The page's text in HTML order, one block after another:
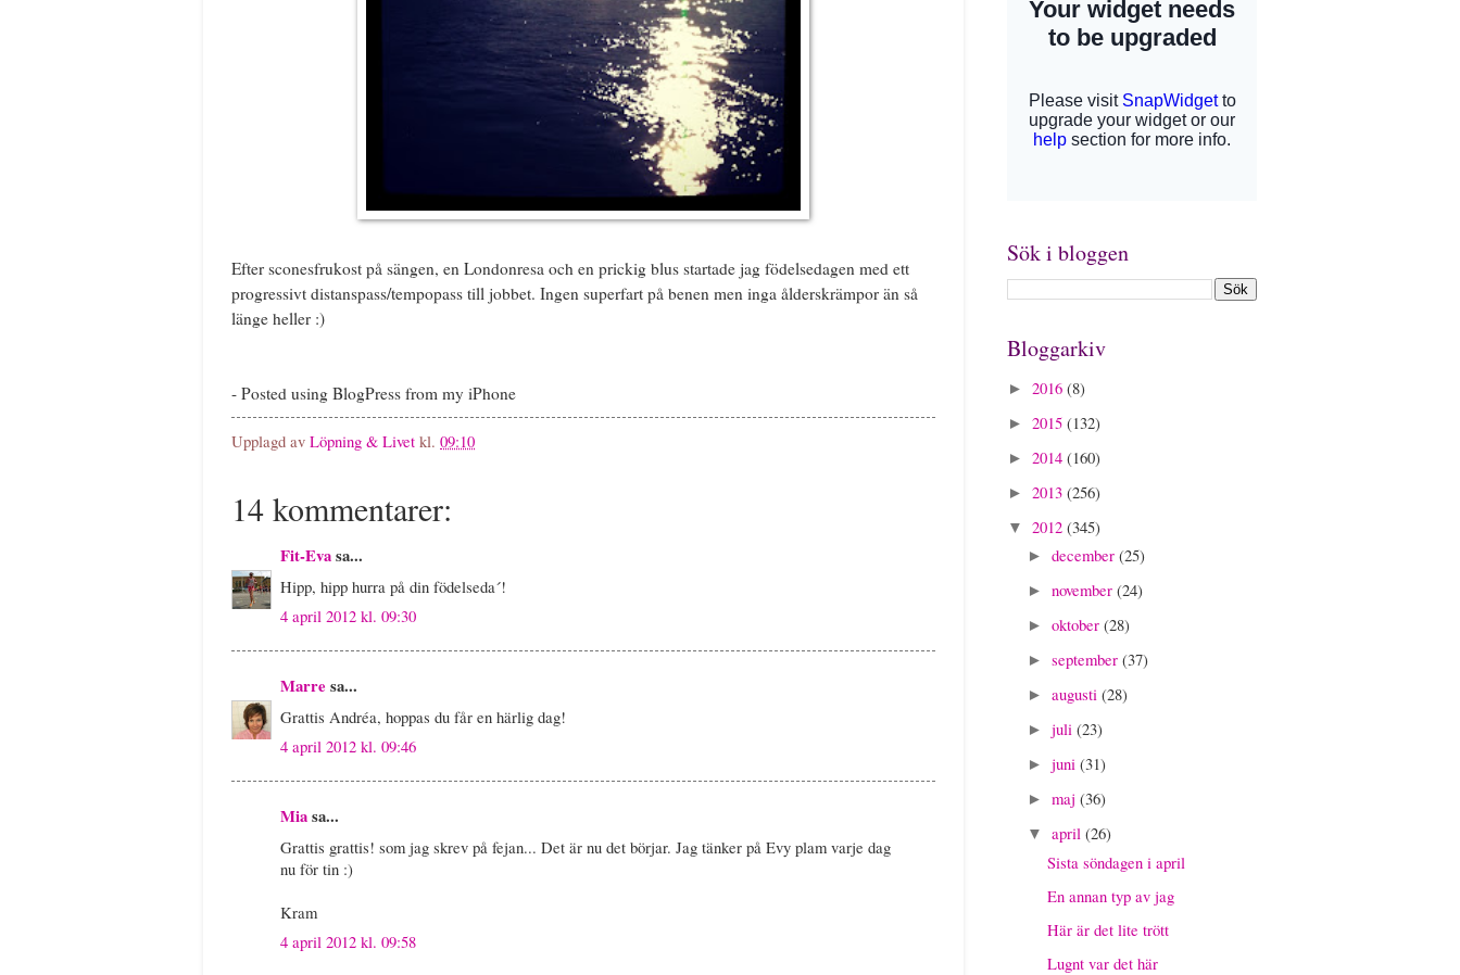
Efter sconesfrukost på sängen, en Londonresa och en prickig blus startade jag födelsedagen med ett
progressivt distanspass/tempopass till jobbet. Ingen superfart på benen men inga ålderskrämpor än så
länge heller :)
- Posted using BlogPress from my iPhone
Upplagd av Löpning & Livet kl. 09:10
14 kommentarer:
Fit-Evasa...
Hipp, hipp hurra på din födelseda´!
4 april 2012 kl. 09:30
Marre sa...
Grattis Andréa, hoppas du får en härlig dag!
4 april 2012 kl. 09:46
Miasa...
Grattis grattis! som jag skrev på fejan... Det är nu det börjar. Jag tänker på Evy plam varje dag
nu för tin :)
Kram
4 april 2012 kl. 09:58
Sök i bloggen
Bloggarkiv
► 2016 (8)
► 2015 (132)
► 2014 (160)
► 2013 (256)
▼ 2012 (345)
► december (25)
► november (24)
► oktober (28)
► september (37)
► augusti (28)
► juli (23)
► juni (31)
► maj (36)
▼ april (26)
Sista söndagen i april
En annan typ av jag
Här är det lite trött
Lugnt var det här